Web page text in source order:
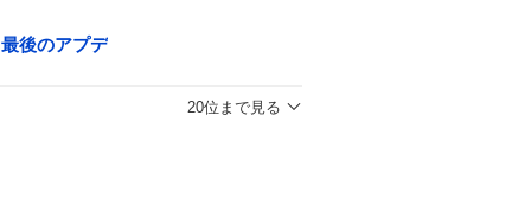
最後のアプデ
20位まで見る